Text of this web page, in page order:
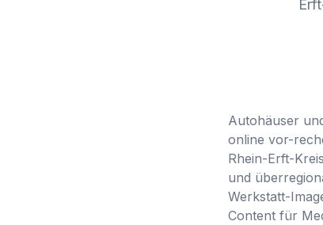
Autohäuser
online vor-
Rhein-Erft-
und
Werkstatt-
Content für